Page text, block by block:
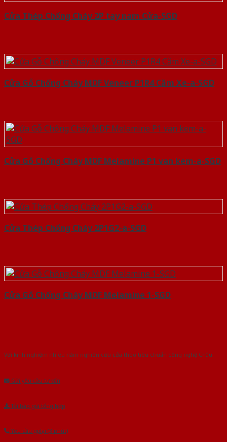
Cửa Thép Chống Cháy 2P tay nam Cửa-SGD
Cửa Gỗ Chống Cháy MDF Veneer P1R4 Căm Xe-a-SGD
Cửa Gỗ Chống Cháy MDF Melamine P1 van kem-a-SGD
Cửa Thép Chống Cháy 2P1G2-a-SGD
Cửa Gỗ Chống Cháy MDF Melamine 1-SGD
Với kinh nghiệm nhiêu năm nghiên cứu cửa theo tiêu chuẩn công nghệ Châu
Âu.Chúng tôi tự tin là nhà sản xuất & cung cấp hàng đầu tại Việt Nam!
Gửi yêu cầu tư vấn
Tải báo giá tổng hợp
Yêu cầu gọi lại (3 phút)